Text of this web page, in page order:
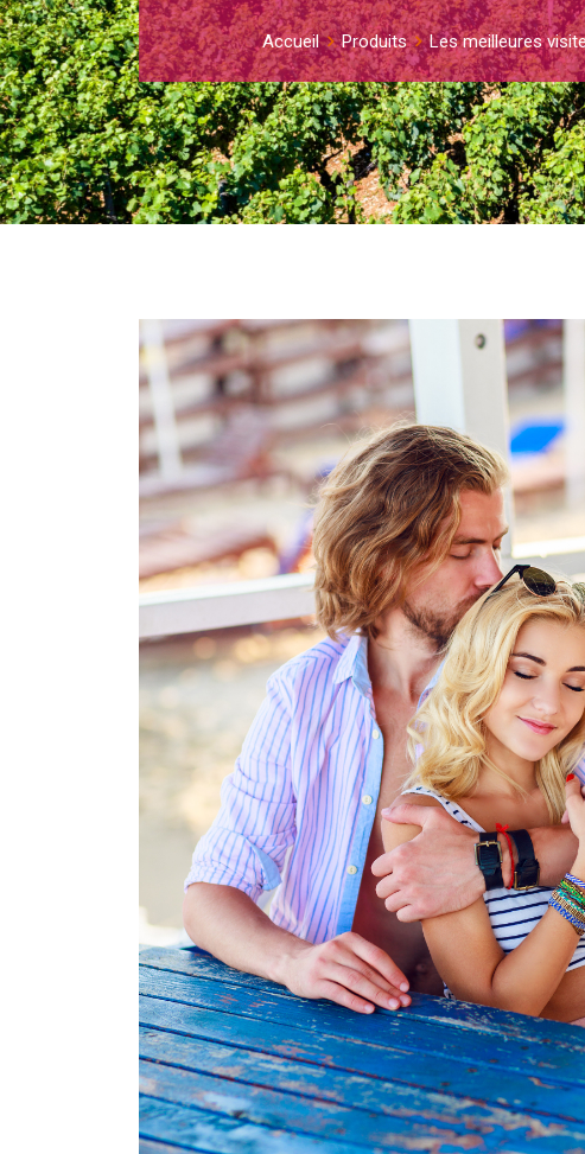
Accueil Produits Les meilleures